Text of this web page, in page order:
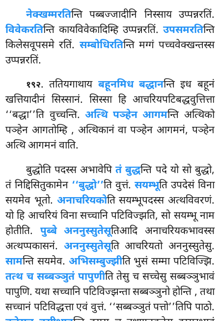
नेक्खम्मरतिन्ति पब्बज्जादीनि निस्साय उप्पन्नरतिं.
विवेकरतिन्ति कायविवेकादिम्हि उप्पन्नरतिं. उपसमरतिन्ति
किलेसवूपसमे रतिं. सम्बोधिरतिन्ति मग्गं पच्चवेक्खन्तस्स
उप्पन्नरतिं.
१९२. ततियगाथाय बहूनमिध बद्धानन्ति इध बहूनं
खत्तियादीनं सिस्सानं. सिस्सा हि आचरियपटिबद्धवुत्तित्ता
‘‘बद्धा’’ति वुच्चन्ति. अत्थि पञ्हेन आगमन्ति अत्थिको
पञ्हेन आगतोम्हि , अत्थिकानं वा पञ्हेन आगमनं, पञ्हेन
अत्थि आगमनं वाति.
बुद्धोति पदस्स अभावेपितं बुद्धन्ति पदे यो सो बुद्धो,
तं निद्दिसितुकामेन ‘‘बुद्धो’’ति वुत्तं. सयम्भूति उपदेसं विना
सयमेव भूतो. अनाचरियकोति सयम्भूपदस्स अत्थविवरणं.
यो हि आचरियं विना सच्चानि पटिविज्झति, सो सयम्भू नाम
होतीति. पुब्बे अननुस्सुतेसूतिआदि अनाचरियकभावस्स
अत्थप्पकासनं. अननुस्सुतेसूति आचरियतो अननुस्सुतेसु.
सामन्ति सयमेव. अभिसम्बुज्झीति भुसं सम्मा पटिविज्झि.
तत्थ च सब्बञ्ञुतं पापुणीति तेसु च सच्चेसु सब्बञ्ञुभावं
पापुणि. यथा सच्चानि पटिविज्झन्ता सब्बञ्ञुनो होन्ति , तथा
सच्चानं पटिविद्धत्ता एवं वुत्तं. ‘‘सब्बञ्ञुतं पत्तो’’तिपि पाठो.